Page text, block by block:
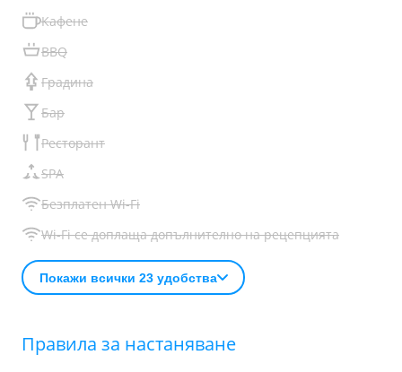
Кафене
BBQ
Градина
Бар
Ресторант
SPA
Безплатен Wi-Fi
Wi-Fi се доплаща допълнително на рецепцията
Покажи всички 23 удобства
Правила за настаняване